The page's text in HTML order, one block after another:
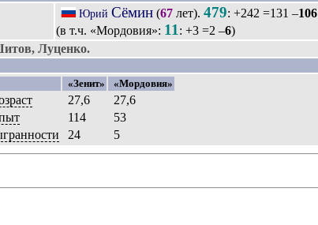
ЮрийСёмин (67 лет).479: +242 =131 –106
(в т.ч. «Мордовия»: 11 : +3 =2 –6)
Луценко.
«Зенит»
«Мордовия»
27,6
27,6
114
53
24 5